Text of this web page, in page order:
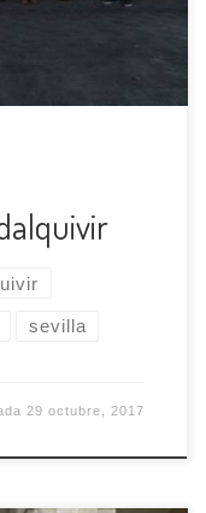
con trípode y
¿Qué […]
sevilla
29 octubre, 2017